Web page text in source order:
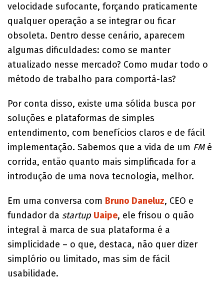
velocidade sufocante, forçando praticamente
qualquer operação a se integrar ou ficar
obsoleta. Dentro desse cenário, aparecem
algumas dificuldades: como se manter
atualizado nesse mercado? Como mudar todo o
método de trabalho para comportá-las?
Por conta disso, existe uma sólida busca por
soluções e plataformas de simples
entendimento, com benefícios claros e de fácil
implementação. Sabemos que a vida de um FM é
corrida, então quanto mais simplificada for a
introdução de uma nova tecnologia, melhor.
Em uma conversa com Bruno Daneluz, CEO e
fundador da startup Uaipe, ele frisou o quão
integral à marca de sua plataforma é a
simplicidade – o que, destaca, não quer dizer
simplório ou limitado, mas sim de fácil
usabilidade.